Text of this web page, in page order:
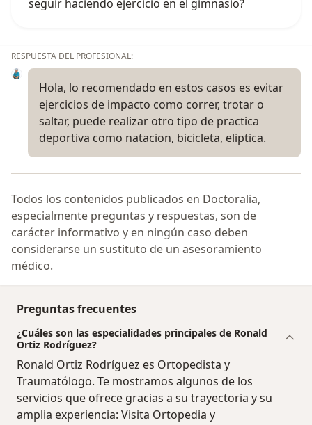
seguir haciendo ejercicio en el gimnasio?
RESPUESTA DEL PROFESIONAL:
Hola, lo recomendado en estos casos es evitar
ejercicios de impacto como correr, trotar o
saltar, puede realizar otro tipo de practica
deportiva como natacion, bicicleta, eliptica.
Todos los contenidos publicados en Doctoralia,
especialmente preguntas y respuestas, son de
carácter informativo y en ningún caso deben
considerarse un sustituto de un asesoramiento
médico.
Preguntas frecuentes
¿Cuáles son las especialidades principales de Ronald
Ortiz Rodríguez?
Ronald Ortiz Rodríguez es Ortopedista y
Traumatólogo. Te mostramos algunos de los
servicios que ofrece gracias a su trayectoria y su
amplia experiencia: Visita Ortopedia y